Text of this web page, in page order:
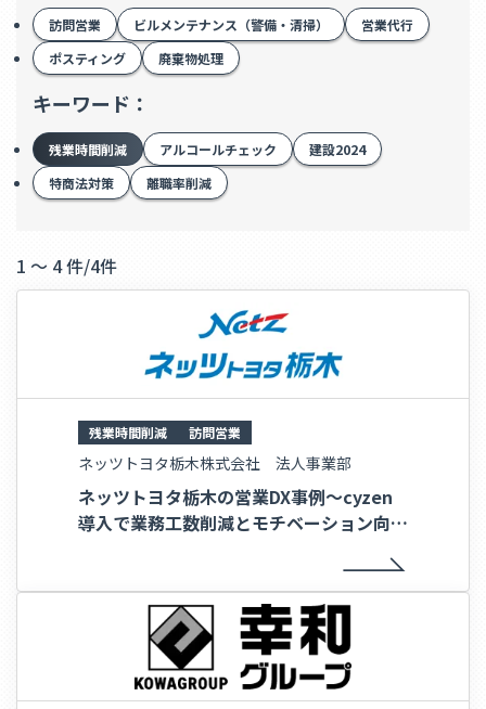
訪問営業 ビルメンテナンス（警備・清掃）
営業代行
ポスティング
廃棄物処理
キーワード：
残業時間削減 アルコールチェック
建設2024
特商法対策
離職率削減
1 ～ 4 件/4件
残業時間削減 訪問営業
ネッツトヨタ栃木株式会社 法人事業部
ネッツトヨタ栃木の営業DX事例～cyzen
導入で業務工数削減とモチベーション向上